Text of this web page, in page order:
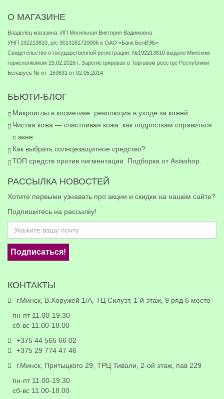
О МАГАЗИНЕ
Владелец магазина: ИП Могильная Виктория Вадимовна
УНП 192213810, р/с 3013181720006 в ОАО «Банк БелВЭБ»
Свидетельство о государственной регистрации: №192213810 выдано Минским
горисполкомом 29.02.2016 г. Зарегистрирован в Торговом реестре Республики
Беларусь № от 159831 от 02.05.2014
БЬЮТИ-БЛОГ
Микроиглы в косметике: революция в уходе за кожей
Чистая кожа — счастливая кожа: как подросткам справиться
с акне.
Как выбрать солнцезащитное средство?
ТОП средств против пигментации. Подборка от Asiashop.
РАССЫЛКА НОВОСТЕЙ
Хотите первыми узнавать про акции и скидки на нашем сайте?
Подпишитесь на рассылку!
Подписаться!
КОНТАКТЫ
г.Минск, В.Хоружей 1/А, ТЦ Силуэт, 1-й этаж, 9 ряд 6 место
пн-пт 11.00-19.30
сб-вс 11.00-18.00
+375 44 565 66 02
+375 29 774 47 46
г.Минск, Притыцкого 29, ТРЦ Тивали, 2-ой этаж, пав 229
пн-пт 11.00-19.30
сб-вс 11.00-18.00